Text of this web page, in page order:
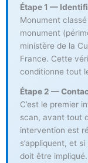
Étape 1 —
Monument classé
monument
ministère de la
France. Cette
conditionne tout
Étape 2 —
C’est le premier
scan, avant tout
intervention est
s’appliquent, et
doit être